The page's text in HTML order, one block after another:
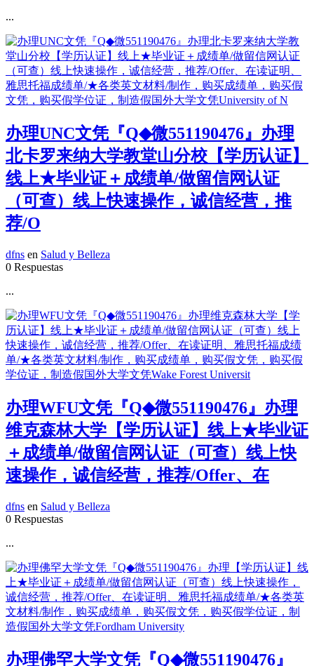
...
办理UNC文凭『Q◆微551190476』办理
北卡罗来纳大学教堂山分校【学历认证】
线上★毕业证＋成绩单/做留信网认证
（可查）线上快速操作，诚信经营，推
荐/O
dfns en Salud y Belleza
0 Respuestas
...
办理WFU文凭『Q◆微551190476』办理
维克森林大学【学历认证】线上★毕业证
＋成绩单/做留信网认证（可查）线上快
速操作，诚信经营，推荐/Offer、在
dfns en Salud y Belleza
0 Respuestas
...
办理佛罕大学文凭『Q◆微551190476』